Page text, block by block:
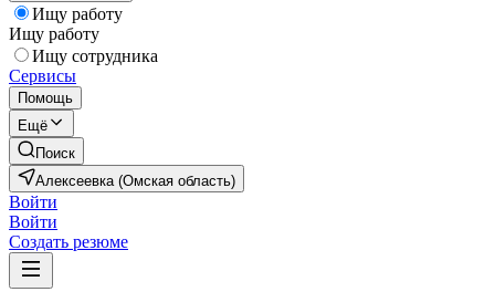
Ищу работу
Ищу работу
Ищу сотрудника
Сервисы
Помощь
Ещё
Поиск
Алексеевка (Омская область)
Войти
Войти
Создать резюме